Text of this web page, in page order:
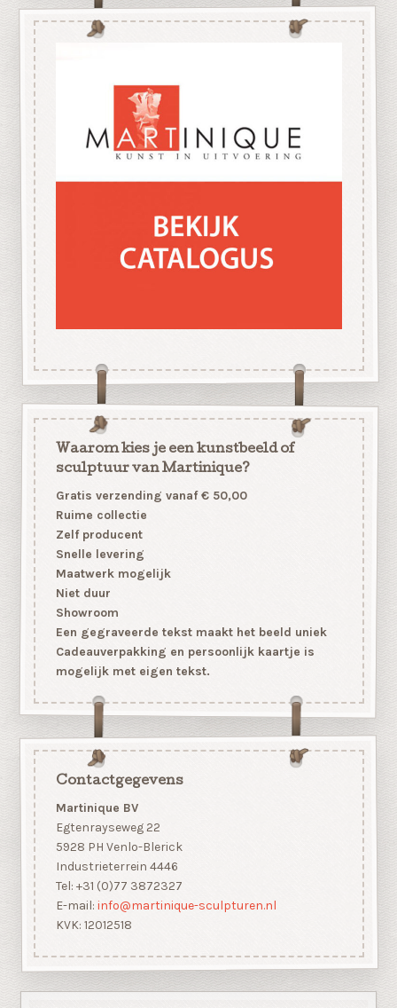
Waarom kies je een kunstbeeld of
sculptuur van Martinique?
Gratis verzending vanaf € 50,00
Ruime collectie
Zelf producent
Snelle levering
Maatwerk mogelijk
Niet duur
Showroom
Een gegraveerde tekst maakt het beeld uniek
Cadeauverpakking en persoonlijk kaartje is
mogelijk met eigen tekst.
Contactgegevens
Martinique BV
Egtenrayseweg 22
5928 PH Venlo-Blerick
Industrieterrein 4446
Tel: +31 (0)77 3872327
E-mail: info@martinique-sculpturen.nl
KVK: 12012518